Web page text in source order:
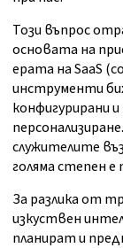
Този въпрос
основата на
ерата на SaaS
инструменти
конфигурирани
служителите
голяма степен
За разлика от
изкуствен
планират и